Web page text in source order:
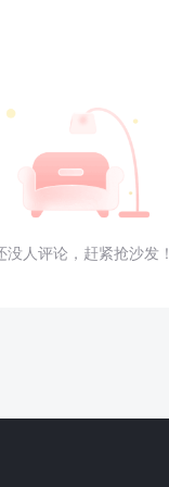
没人评论，赶紧抢沙发！